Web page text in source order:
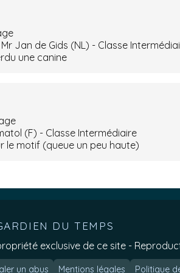
Jan de Gids (NL) - Classe Intermédiai
une canine
(F) - Classe Intermédiaire
le motif (queue un peu haute)
DU TEMPS
exclusive de ce site -
un abus Mentions légales Politique